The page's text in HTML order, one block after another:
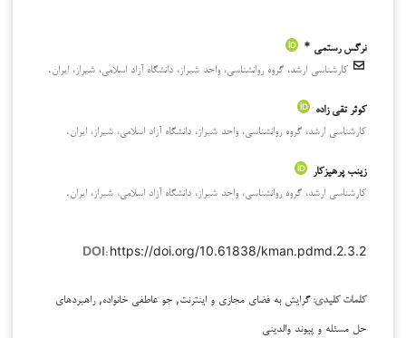
نرگس رستمی *
کارشناسی ارشد، گروه روانشناسی، واحد شیراز، دانشگاه آزاد اسلامی، شیراز، ایران.
کوثر تقی زاده
کارشناسی ارشد، گروه روانشناسی، واحد شیراز، دانشگاه آزاد اسلامی، شیراز، ایران.
زینب پرهیزکار
کارشناسی ارشد، گروه روانشناسی، واحد شیراز، دانشگاه آزاد اسلامی، شیراز، ایران.
DOI: https://doi.org/10.61838/kman.pdmd.2.3.2
کلمات کلیدی:گرایش به فضای مجازی و اینترنت, جو عاطفی خانواده, راهبردهای
حل مسئله و پیوند والدینی